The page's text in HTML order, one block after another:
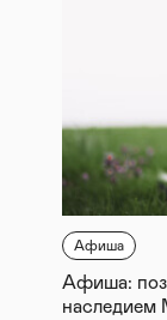
Афиша
Афиша:
наследием